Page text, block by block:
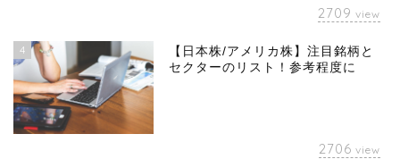
2709 view
4
【日本株/アメリカ株】注目銘柄と
セクターのリスト！参考程度に
2706 view